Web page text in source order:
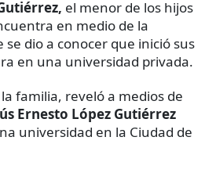
el menor de los hijos
en medio de la
dio a conocer que inició sus
en una universidad privada.
familia, reveló a medios de
Ernesto López Gutiérrez
universidad en la Ciudad de